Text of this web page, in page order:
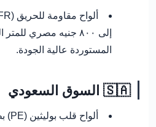
ألواح مقاومة للحريق (FR) بطلاء PVDF: من
إلى ٨٠٠ جنيه مصري
للمتر
المستوردة عالية الجودة.
🇸🇦 السوق السعودي
ألواح قلب بوليثين (PE) بطلاء بوليستر: من